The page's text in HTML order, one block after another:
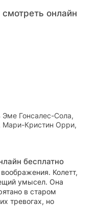
онлайн
Гонсалес-Сола,
Мари-Кристин Орри,
бесплатно
Колетт,
умысел. Она
в старом
тревогах, но